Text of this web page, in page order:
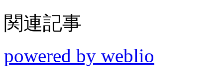
関連記事
powered by weblio